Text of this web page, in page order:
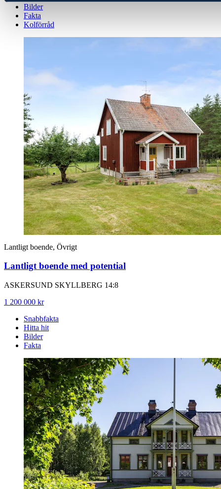
Bilder
Fakta
Kolförråd
Lantligt boende, Övrigt
Lantligt boende med potential
ASKERSUND SKYLLBERG 14:8
1 200 000 kr
Snabbfakta
Hitta hit
Bilder
Fakta